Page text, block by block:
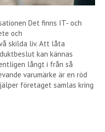
Det finns IT- och
och
skilda liv. Att låta
kan kännas
långt i från så
varumärke är en röd
företaget samlas kring